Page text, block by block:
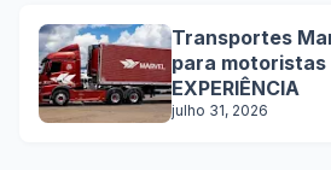
Transportes
para
EXPERIÊNCIA
julho 31, 2026